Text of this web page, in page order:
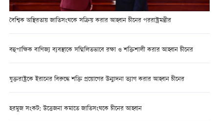
বৈশ্বিক অস্থিরতায় জাতিসংঘকে সক্রিয় করার আহ্বান চীনের পররাষ্ট্রমন্ত্রীর
বহুপাক্ষিক বাণিজ্য ব্যবস্থাকে সম্মিলিতভাবে রক্ষা ও শক্তিশালী করার আহ্বান চীনের
যুক্তরাষ্ট্রকে ইরানের বিরুদ্ধে শক্তি প্রয়োগের উন্মাদনা ত্যাগ করার আহ্বান চীনের
হরমুজ সংকট: উত্তেজনা কমাতে জাতিসংঘকে চীনের আহ্বান